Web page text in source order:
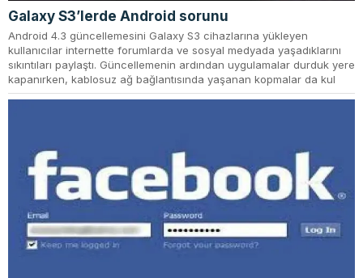
Galaxy S3’lerde Android sorunu
Android 4.3 güncellemesini Galaxy S3 cihazlarına yükleyen
kullanıcılar internette forumlarda ve sosyal medyada yaşadıklarını
sıkıntıları paylaştı. Güncellemenin ardından uygulamalar durduk yere
kapanırken, kablosuz ağ bağlantısında yaşanan kopmalar da kul